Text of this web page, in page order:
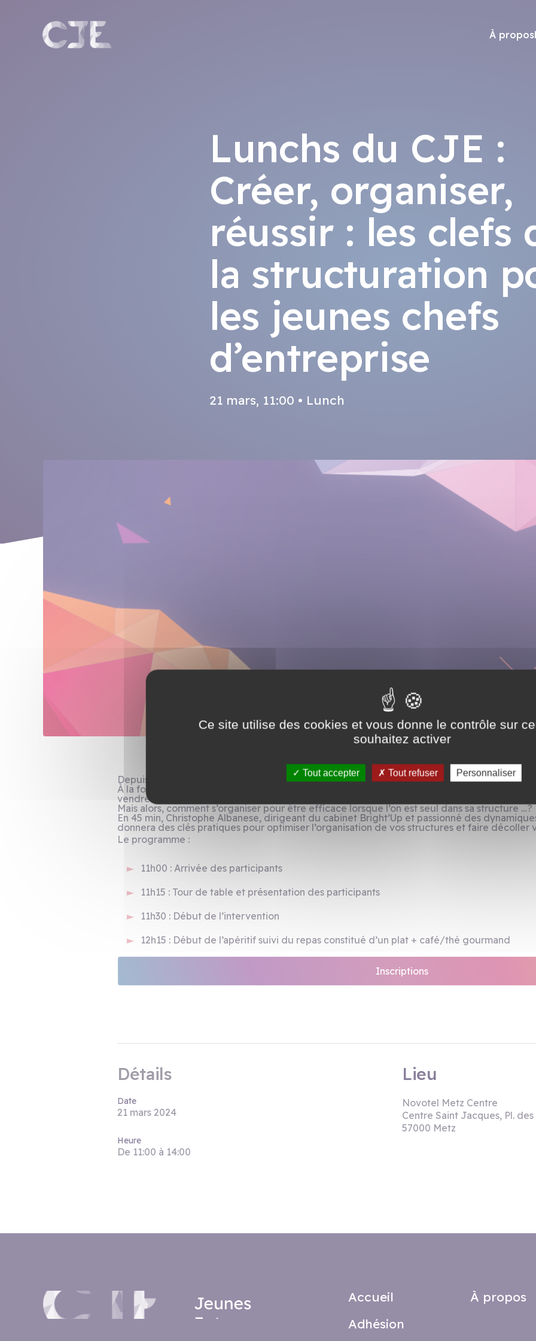
À propos
Lunchs du CJE :
Créer, organiser,
réussir : les clefs
la structuration
les jeunes chefs
d’entreprise
21 mars, 11:00 • Lunch
Depuis le début de votre aventure entrepreneuriale, vous découvrez votre nouveau
À la fois comptable, un peu RH, beaucoup commerciale et avec tout ça, il faut encore
vendre…
Mais alors, comment s’organiser pour être efficace lorsque l’on est seul dans sa structure …?
En 45 min, Christophe Albanese, dirigeant du cabinet Bright’Up et passionné des
donnera des clés pratiques pour optimiser l’organisation de vos structures et faire décoller
Le programme :
11h00 : Arrivée des participants
11h15 : Tour de table et présentation des participants
11h30 : Début de l’intervention
12h15 : Début de l’apéritif suivi du repas constitué d’un plat + café/thé gourmand
Inscriptions
Détails
Date
21 mars 2024
Heure
De 11:00 à 14:00
Lieu
Novotel Metz Centre
Centre Saint Jacques, Pl.
57000 Metz
Accueil
À propos
Adhésion
Ce site utilise des cookies et vous donne le contrôle sur
souhaitez activer
Tout accepter Tout refuser Personnaliser